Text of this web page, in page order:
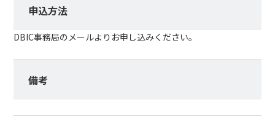
申込方法
DBIC事務局のメールよりお申し込みください。
備考